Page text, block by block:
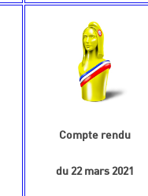
Compte rendu
du 22 mars 2021